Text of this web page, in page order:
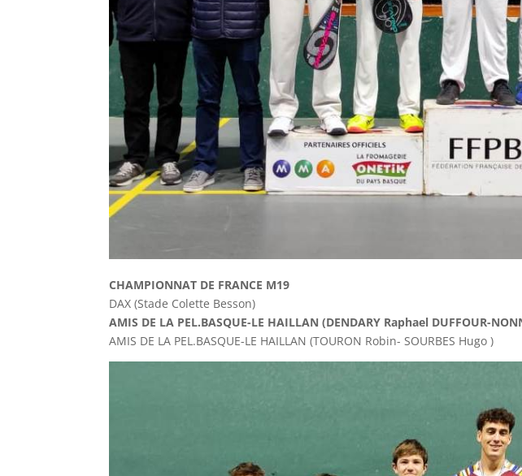
CHAMPIONNAT DE FRANCE M19
DAX (Stade Colette Besson)
AMIS DE LA PEL.BASQUE-LE HAILLAN (DENDARY Raphael DUFFOUR-
AMIS DE LA PEL.BASQUE-LE HAILLAN (TOURON Robin-